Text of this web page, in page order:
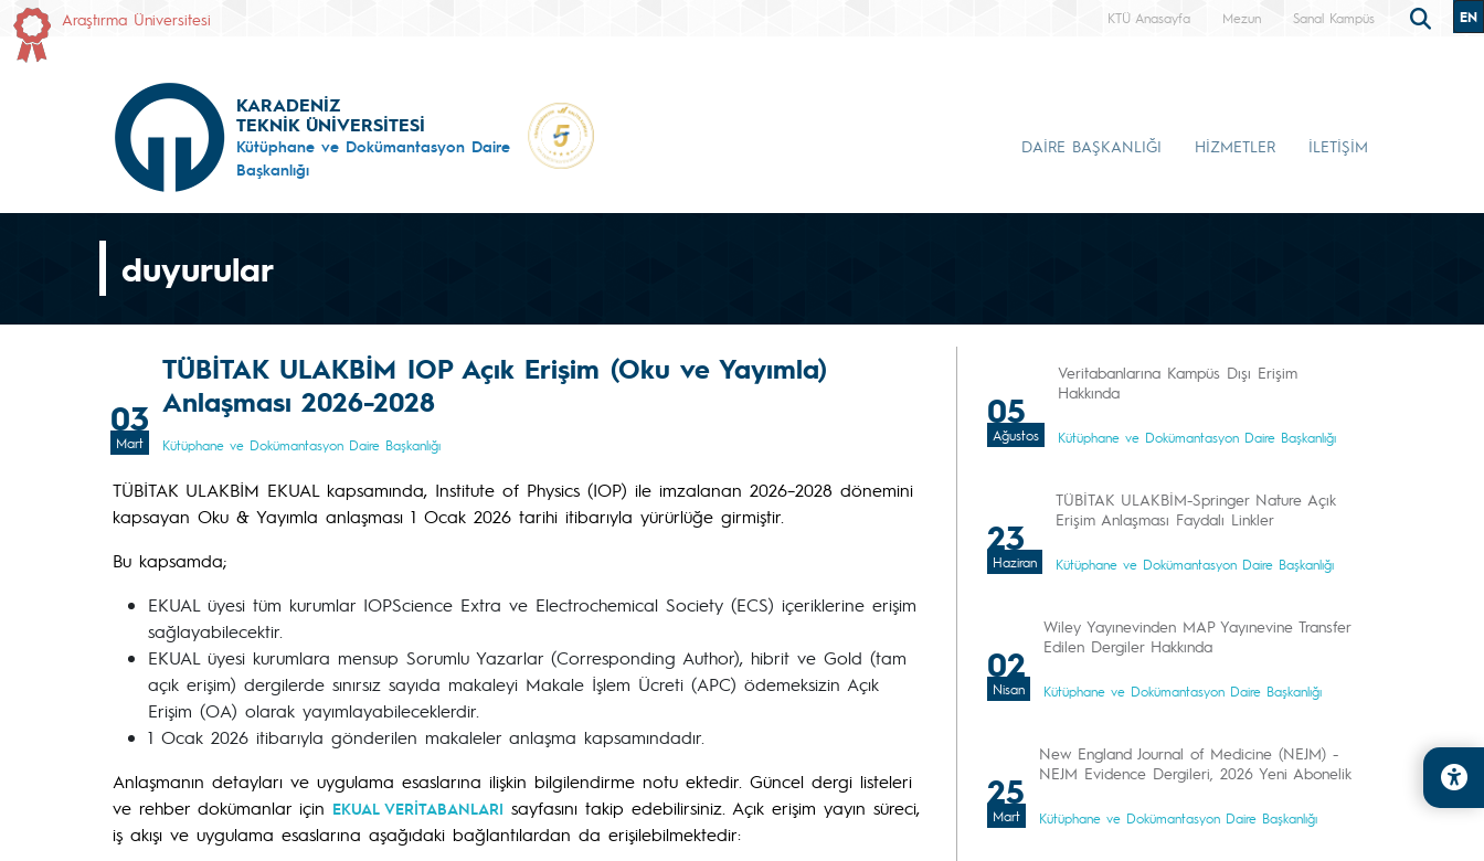
Araştırma Üniversitesi KTÜ Anasayfa Mezun Sanal Kampüs EN
KARADENİZ
TEKNİK ÜNİVERSİTESİ
Kütüphane ve Dokümantasyon Daire
Başkanlığı
DAİRE BAŞKANLIĞI HİZMETLER İLETİŞİM
duyurular
03
Mart
TÜBİTAK ULAKBİM IOP Açık Erişim (Oku ve Yayımla)
Anlaşması 2026-2028
Kütüphane ve Dokümantasyon Daire Başkanlığı
TÜBİTAK ULAKBİM EKUAL kapsamında, Institute of Physics (IOP) ile imzalanan 2026–2028 dönemini
kapsayan Oku & Yayımla anlaşması 1 Ocak 2026 tarihi itibarıyla yürürlüğe girmiştir.
Bu kapsamda;
EKUAL üyesi tüm kurumlar IOPScience Extra ve Electrochemical Society (ECS) içeriklerine erişim
sağlayabilecektir.
EKUAL üyesi kurumlara mensup Sorumlu Yazarlar (Corresponding Author), hibrit ve Gold (tam
açık erişim) dergilerde sınırsız sayıda makaleyi Makale İşlem Ücreti (APC) ödemeksizin Açık
Erişim (OA) olarak yayımlayabileceklerdir.
1 Ocak 2026 itibarıyla gönderilen makaleler anlaşma kapsamındadır.
Anlaşmanın detayları ve uygulama esaslarına ilişkin bilgilendirme notu ektedir. Güncel dergi listeleri
ve rehber dokümanlar için EKUAL VERİTABANLARI sayfasını takip edebilirsiniz. Açık erişim yayın süreci,
iş akışı ve uygulama esaslarına aşağıdaki bağlantılardan da erişilebilmektedir:
05
Ağustos
Veritabanlarına Kampüs Dışı Erişim
Hakkında
Kütüphane ve Dokümantasyon Daire Başkanlığı
23
Haziran
TÜBİTAK ULAKBİM-Springer Nature Açık
Erişim Anlaşması Faydalı Linkler
Kütüphane ve Dokümantasyon Daire Başkanlığı
02
Nisan
Wiley Yayınevinden MAP Yayınevine Transfer
Edilen Dergiler Hakkında
Kütüphane ve Dokümantasyon Daire Başkanlığı
25
Mart
New England Journal of Medicine (NEJM) -
NEJM Evidence Dergileri, 2026 Yeni Abonelik
Kütüphane ve Dokümantasyon Daire Başkanlığı